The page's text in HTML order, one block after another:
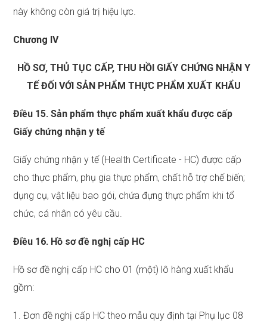
này không còn giá trị hiệu lực.
Chương IV
HỒ SƠ, THỦ TỤC CẤP, THU HỒI GIẤY CHỨNG NHẬN Y
TẾ ĐỐI VỚI SẢN PHẨM THỰC PHẨM XUẤT KHẨU
Điều 15. Sản phẩm thực phẩm xuất khẩu được cấp
Giấy chứng nhận y tế
Giấy chứng nhận y tế (Health Certificate - HC) được cấp
cho thực phẩm, phụ gia thực phẩm, chất hỗ trợ chế biến;
dụng cụ, vật liệu bao gói, chứa đựng thực phẩm khi tổ
chức, cá nhân có yêu cầu.
Điều 16. Hồ sơ đề nghị cấp HC
Hồ sơ đề nghị cấp HC cho 01 (một) lô hàng xuất khẩu
gồm:
1. Đơn đề nghị cấp HC theo mẫu quy định tại Phụ lục 08